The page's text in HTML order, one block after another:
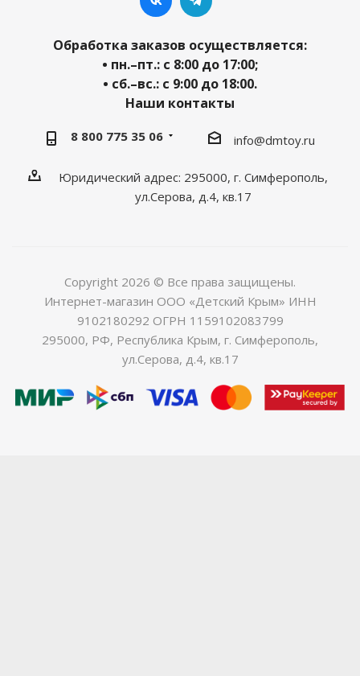
Обработка заказов осуществляется:
• пн.–пт.: с 8:00 до 17:00;
• сб.–вс.: с 9:00 до 18:00.
Наши контакты
8 800 775 35 06 info@dmtoy.ru
Юридический адрес: 295000, г. Симферополь,
ул.Серова, д.4, кв.17
Copyright 2026 © Все права защищены.
Интернет-магазин ООО «Детский Крым» ИНН
9102180292 ОГРН 1159102083799
295000, РФ, Республика Крым, г. Симферополь,
ул.Серова, д.4, кв.17